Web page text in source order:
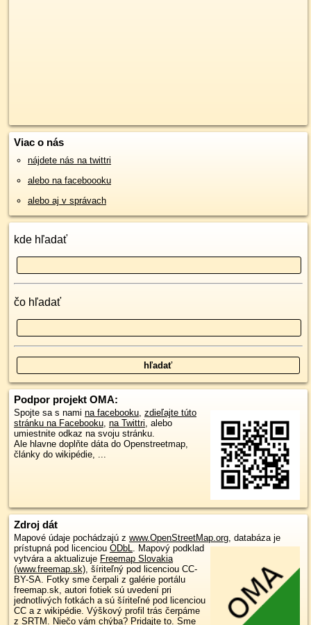
Viac o nás
nájdete nás na twittri
alebo na faceboooku
alebo aj v správach
kde hľadať
čo hľadať
Podpor projekt OMA:
Spojte sa s nami na facebooku, zdieľajte túto
stránku na Facebooku, na Twittri, alebo
umiestnite odkaz na svoju stránku.
Ale hlavne doplňte dáta do Openstreetmap,
články do wikipédie, ...
Zdroj dát
Mapové údaje pochádzajú z www.OpenStreetMap.org, databáza je
prístupná pod licenciou ODbL. Mapový podklad
vytvára a aktualizuje Freemap Slovakia
(www.freemap.sk), šíriteľný pod licenciou CC-
BY-SA. Fotky sme čerpali z galérie portálu
freemap.sk, autori fotiek sú uvedení pri
jednotlivých fotkách a sú šíriteľné pod licenciou
CC a z wikipédie. Výškový profil trás čerpáme
z SRTM . Niečo vám chýba? Pridajte to. Sme